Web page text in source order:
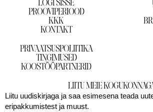
LOGI SISSE
PROOVIPERIOOD
KKK
KONTAKT
PRIVAATSUSPOLIITIKA
TINGIMUSED
KOOSTÖÖPARTNERID
LIITU MEIE
Liitu uudiskirjaga ja saa esimesena teada
eripakkumistest ja muust.